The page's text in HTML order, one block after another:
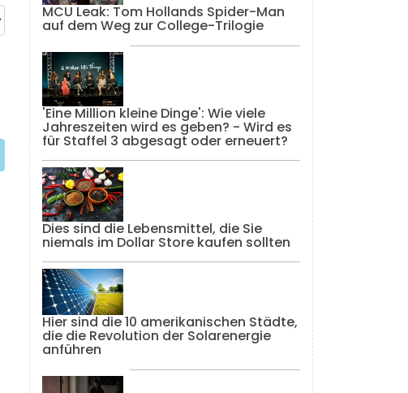
MCU Leak: Tom Hollands Spider-Man
auf dem Weg zur College-Trilogie
'Eine Million kleine Dinge': Wie viele
Jahreszeiten wird es geben? - Wird es
für Staffel 3 abgesagt oder erneuert?
Dies sind die Lebensmittel, die Sie
niemals im Dollar Store kaufen sollten
Hier sind die 10 amerikanischen Städte,
die die Revolution der Solarenergie
anführen